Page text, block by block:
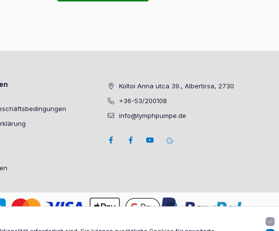
Koltoi Anna utca 39., Albertirsa, 2730
+36-53/200108
info@lymphpumpe.de